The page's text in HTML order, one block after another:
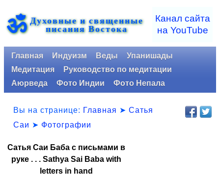
ॐ Духовные и священные
писания Востока
Канал сайта
на YouTube
Главная Индуизм Веды
Упанишады
Медитация
Руководство по медитации
Аюрведа
Фото Индии Фото Непала
Вы на странице: Главная ➤ Сатья
Саи ➤ Фотографии
Сатья Саи Баба с письмами в
руке . . . Sathya Sai Baba with
letters in hand